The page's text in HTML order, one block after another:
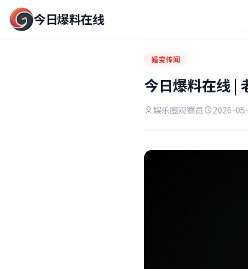
今日爆料在线
婚变传闻
今日爆料在线 |
娱乐圈观察员 2026-